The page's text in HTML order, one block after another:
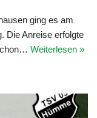
ging es am
Die Anreise erfolgte
Weiterlesen »